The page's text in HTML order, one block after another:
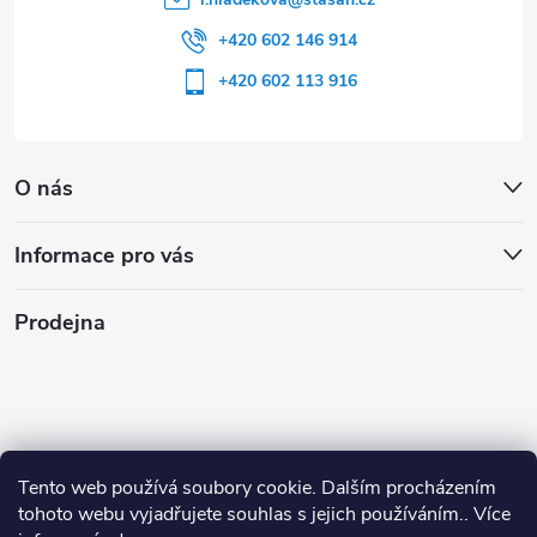
Tento web používá soubory cookie. Dalším procházením
tohoto webu vyjadřujete souhlas s jejich používáním.. Více
O nás
Informace pro vás
+420 602 146 914
+420 602 113 916
Prodejna